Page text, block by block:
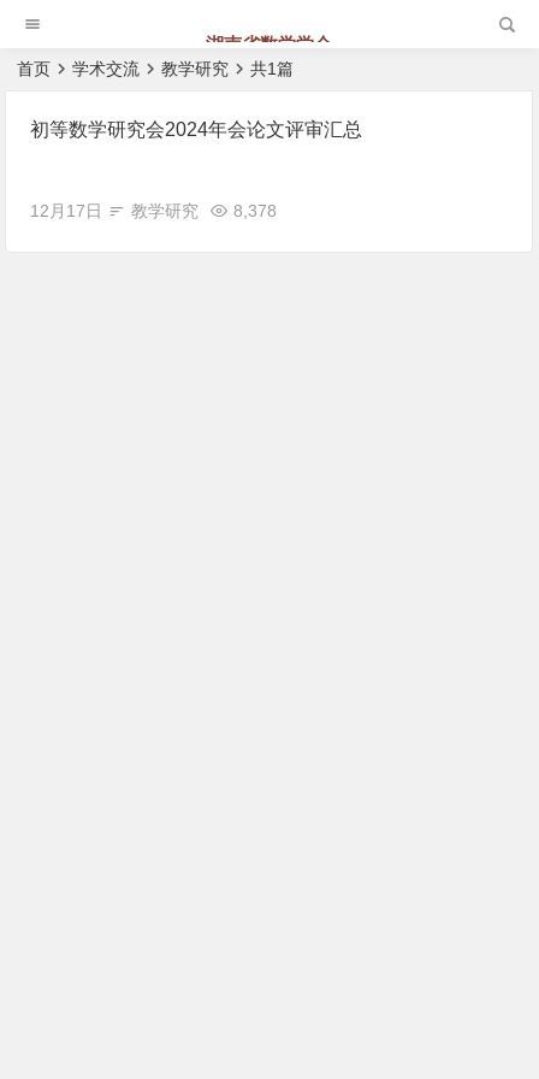
湖南省数学学会
首页
学术交流 教学研究 共1篇
初等数学研究会2024年会论文评审汇总
12月17日 教学研究 8,378